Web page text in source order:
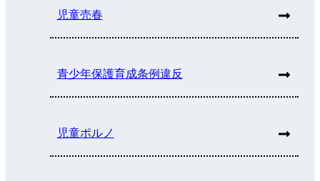
児童売春
青少年保護育成条例違反
児童ポルノ